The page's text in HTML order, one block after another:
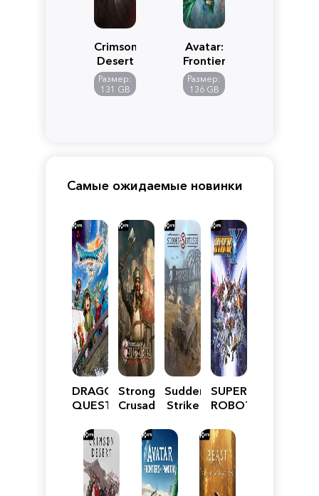
Crimson
Desert
Размер:
131 GB
Avatar:
Frontiers
of
Pandora
Размер:
136 GB
Самые ожидаемые новинки
DRAGON
QUEST
Reimagined
Stronghold
Crusader:
Edition
Sudden
Strike
SUPER
ROBOT
Y